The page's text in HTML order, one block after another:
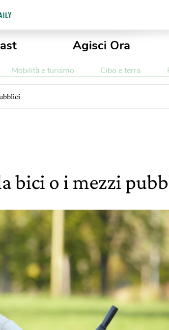
Agisci Ora
Mobilità e turismo Cibo e terra
bici o i mezzi